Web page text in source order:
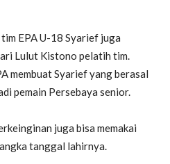
EPA U-18 Syarief juga
Lulut Kistono pelatih tim.
membuat Syarief yang berasal
pemain Persebaya senior.
juga bisa memakai
tanggal lahirnya.